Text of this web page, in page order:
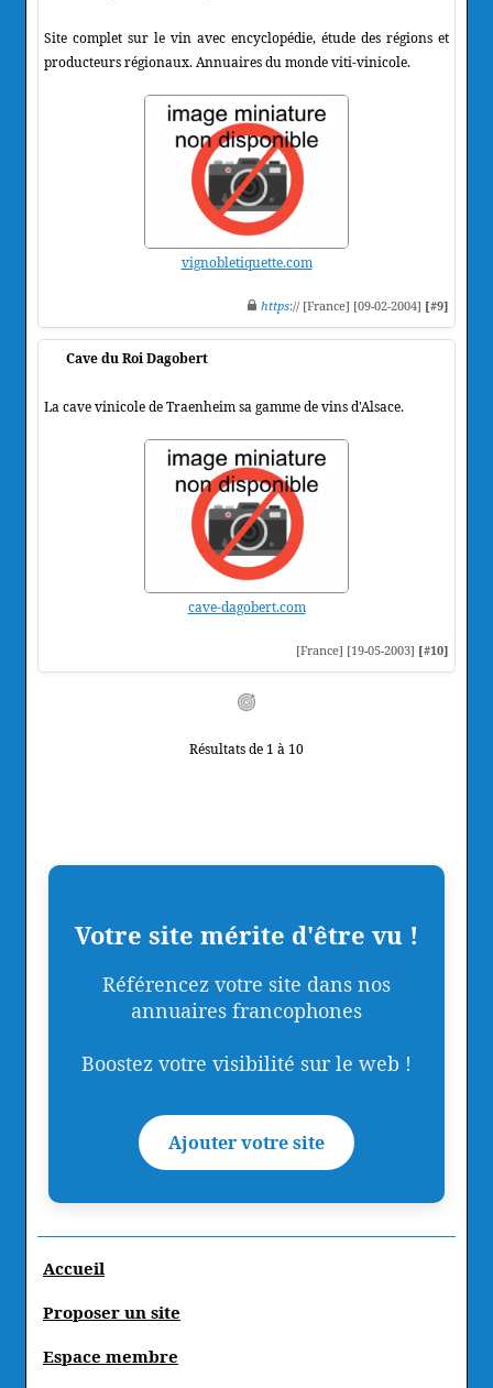
Site complet sur le vin avec encyclopédie, étude des régions et
producteurs régionaux. Annuaires du monde viti-vinicole.
vignobletiquette.com
https:// [France] [09-02-2004] [#9]
Cave du Roi Dagobert
La cave vinicole de Traenheim sa gamme de vins d'Alsace.
cave-dagobert.com
[France] [19-05-2003] [#10]
Résultats de 1 à 10
Votre site mérite d'être vu !
Référencez votre site dans nos
annuaires francophones
Boostez votre visibilité sur le web !
Ajouter votre site
Accueil
Proposer un site
Espace membre